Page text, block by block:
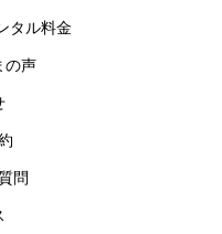
タル料金
の声
問